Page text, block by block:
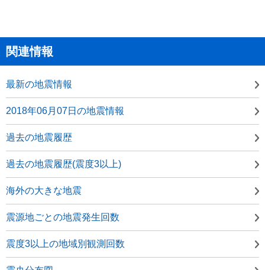
関連情報
最新の地震情報
2018年06月07日の地震情報
過去の地震履歴
過去の地震履歴(震度3以上)
海外の大きな地震
震源地ごとの地震発生回数
震度3以上の地域別観測回数